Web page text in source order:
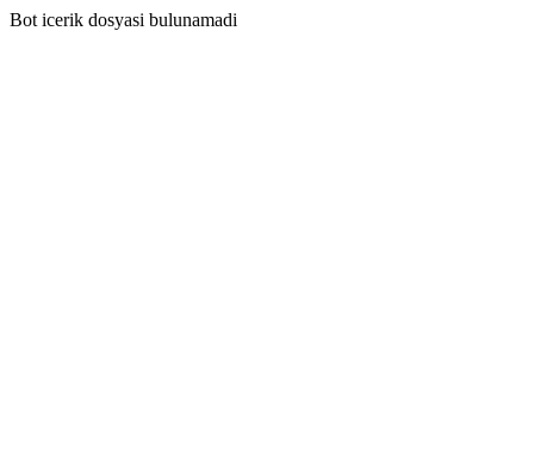
Bot icerik dosyasi bulunamadi